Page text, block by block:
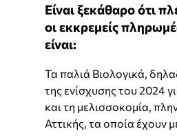
Είναι ξεκάθαρο ότι
οι εκκρεμείς
είναι:
Τα παλιά Βιολογικά,
της ενίσχυσης του 2024
και τη μελισσοκομία,
Αττικής, τα οποία έχουν